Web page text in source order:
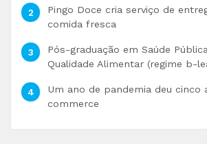
Pingo Doce cria serviço de
comida fresca
Pós-graduação em Saúde
Qualidade Alimentar (regime b-
Um ano de pandemia deu cinco
commerce